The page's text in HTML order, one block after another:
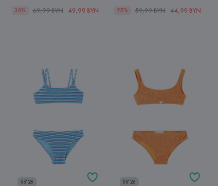
30% 69,99 BYN 49,99 BYN 25% 59,99 BYN 44,99 BYN
SS'26 SS'26